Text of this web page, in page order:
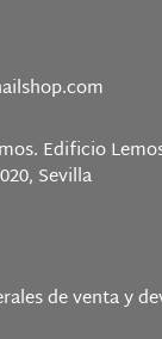
Edificio
Sevilla
de venta y